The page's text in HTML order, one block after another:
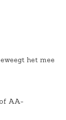
het mee
AA-